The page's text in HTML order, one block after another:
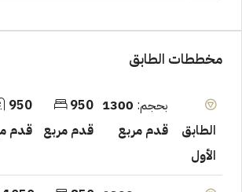
مخططات الطابق
الطابق
الأول
بحجم: 1300
قدم مربع
950
قدم مربع
950
قدم